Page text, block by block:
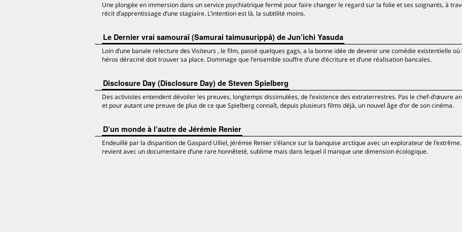
Une plongée en immersion dans un service psychiatrique fermé pour faire changer le regard sur la folie et ses soignants, à
récit d’apprentissage d’une stagiaire. L’intention est là, la subtilité moins.
Le Dernier vrai samouraï (Samurai taimusurippâ) de Jun’ichi Yasuda
Loin d’une banale relecture des Visiteurs , le film, passé quelques gags, a la bonne idée de devenir une comédie existentielle où
héros déraciné doit trouver sa place. Dommage que l’ensemble souffre d’une d’écriture et d’une réalisation bancales.
Disclosure Day (Disclosure Day) de Steven Spielberg
Des activistes entendent dévoiler les preuves, longtemps dissimulées, de l’existence des extraterrestres. Pas le chef-d’œuvre
et pour autant une preuve de plus de ce que Spielberg connaît, depuis plusieurs films déjà, un nouvel âge d’or de son cinéma.
D’un monde à l’autre de Jérémie Renier
Endeuillé par la disparition de Gaspard Ulliel, Jérémie Renier s’élance sur la banquise arctique avec un explorateur de
revient avec un documentaire d’une rare honnêteté, sublime mais dans lequel il manque une dimension écologique.